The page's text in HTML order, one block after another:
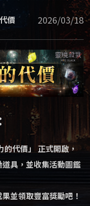
價 2026/03/18
代價」 正式開啟，
具，並收集活動圖鑑
並領取豐富獎勵吧！